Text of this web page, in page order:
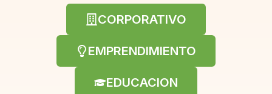
CORPORATIVO
EMPRENDIMIENTO
EDUCACION